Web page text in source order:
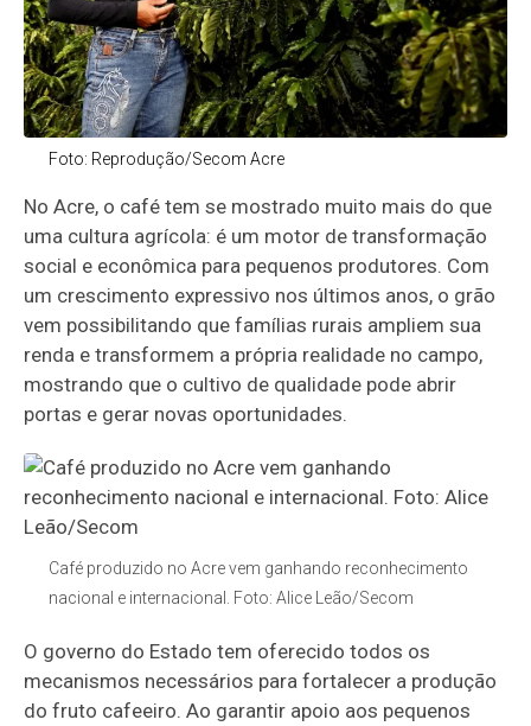
Foto: Reprodução/Secom Acre
No Acre, o café tem se mostrado muito mais do que
uma cultura agrícola: é um motor de transformação
social e econômica para pequenos produtores. Com
um crescimento expressivo nos últimos anos, o grão
vem possibilitando que famílias rurais ampliem sua
renda e transformem a própria realidade no campo,
mostrando que o cultivo de qualidade pode abrir
portas e gerar novas oportunidades.
Café produzido no Acre vem ganhando reconhecimento
nacional e internacional. Foto: Alice Leão/Secom
O governo do Estado tem oferecido todos os
mecanismos necessários para fortalecer a produção
do fruto cafeeiro. Ao garantir apoio aos pequenos